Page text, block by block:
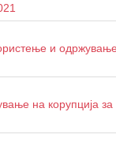
и
на корупција за